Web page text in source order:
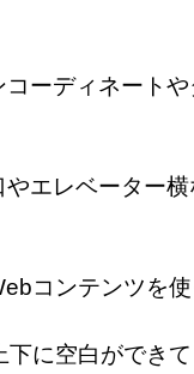
ーディネート
エレベーター横
コンテンツを使
に空白ができ